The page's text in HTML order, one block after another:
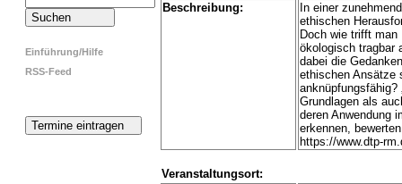
Einführung/Hilfe
RSS-Feed
Beschreibung:
In einer
ethischen
Doch wie trifft
ökologisch tragbar
dabei die
ethischen Ansätze
anknüpfungsfähig?
Grundlagen als
deren Anwendung
erkennen,
https://www.dtp-
Veranstaltungsort: